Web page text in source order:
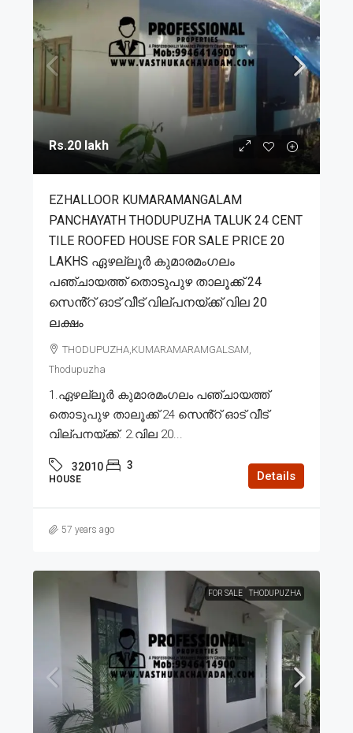
Rs.20 lakh
EZHALLOOR KUMARAMANGALAM
PANCHAYATH THODUPUZHA TALUK 24 CENT
TILE ROOFED HOUSE FOR SALE PRICE 20
LAKHS ഏഴല്ലൂർ കുമാരമംഗലം
പഞ്ചായത്ത് തൊടുപുഴ താലൂക്ക് 24
സെൻ്റ് ഓട് വീട് വില്പനയ്ക്ക് വില 20
ലക്ഷം
THODUPUZHA,KUMARAMARAMGALSAM,
Thodupuzha
1.ഏഴല്ലൂർ കുമാരമംഗലം പഞ്ചായത്ത്
തൊടുപുഴ താലൂക്ക് 24 സെൻ്റ് ഓട് വീട്
വില്പനയ്ക്ക്. 2.വില 20...
32010 3
HOUSE Details
57 years ago
FOR SALE THODUPUZHA